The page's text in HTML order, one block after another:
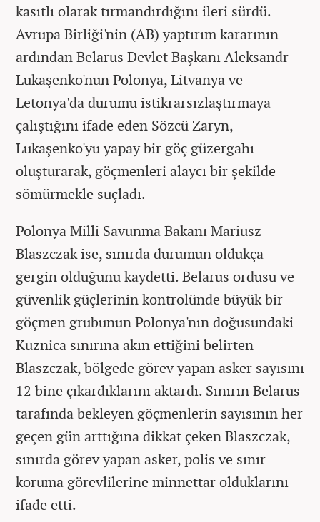
kasıtlı olarak tırmandırdığını ileri sürdü.
Avrupa Birliği'nin (AB) yaptırım kararının
ardından Belarus Devlet Başkanı Aleksandr
Lukaşenko'nun Polonya, Litvanya ve
Letonya'da durumu istikrarsızlaştırmaya
çalıştığını ifade eden Sözcü Zaryn,
Lukaşenko'yu yapay bir göç güzergahı
oluşturarak, göçmenleri alaycı bir şekilde
sömürmekle suçladı.
Polonya Milli Savunma Bakanı Mariusz
Blaszczak ise, sınırda durumun oldukça
gergin olduğunu kaydetti. Belarus ordusu ve
güvenlik güçlerinin kontrolünde büyük bir
göçmen grubunun Polonya'nın doğusundaki
Kuznica sınırına akın ettiğini belirten
Blaszczak, bölgede görev yapan asker sayısını
12 bine çıkardıklarını aktardı. Sınırın Belarus
tarafında bekleyen göçmenlerin sayısının her
geçen gün arttığına dikkat çeken Blaszczak,
sınırda görev yapan asker, polis ve sınır
koruma görevlilerine minnettar olduklarını
ifade etti.